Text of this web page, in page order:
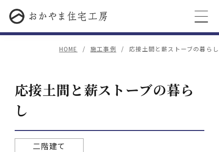
HOME 施工事例 応接土間と薪ストーブの暮らし
応接土間と薪ストーブの暮ら
し
二階建て